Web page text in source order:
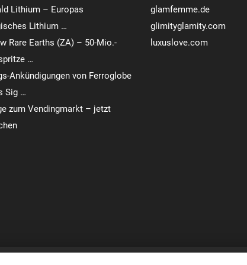
Lithium – Europas
Lithium …
Rare Earths (ZA) – 50-Mio.-
…
Ankündigungen von Ferroglobe
Sig …
zum Vendingmarkt – jetzt
glamfemme.de
glimityglamity.com
luxuslove.com